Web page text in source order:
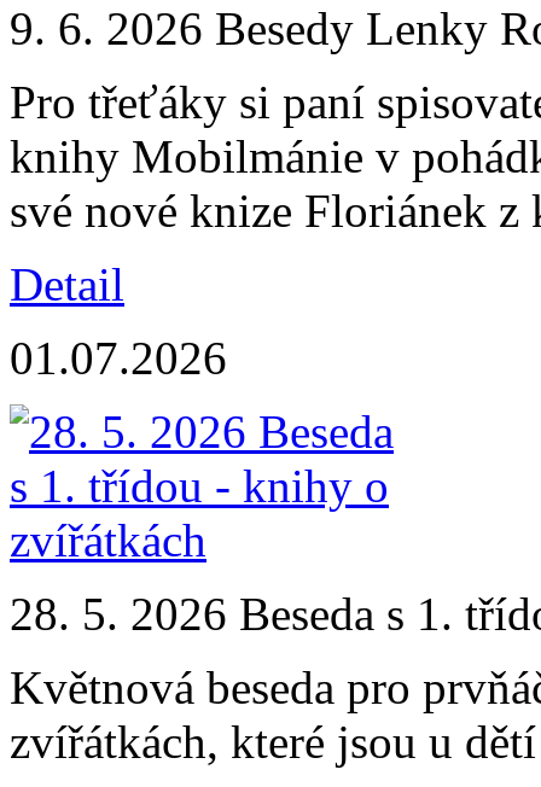
9. 6. 2026 Besedy Lenky
Pro třeťáky si paní
knihy Mobilmánie v
své nové knize Floriánek
Detail
01.07.2026
28. 5. 2026 Beseda s 1.
Květnová beseda pro
zvířátkách, které jsou u